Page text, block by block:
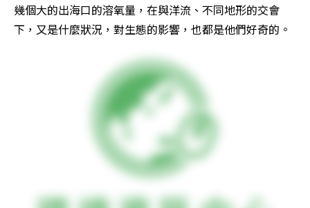
幾個大的出海口的溶氧量，在與洋流、不同地形的交會
下，又是什麼狀況，對生態的影響，也都是他們好奇的。